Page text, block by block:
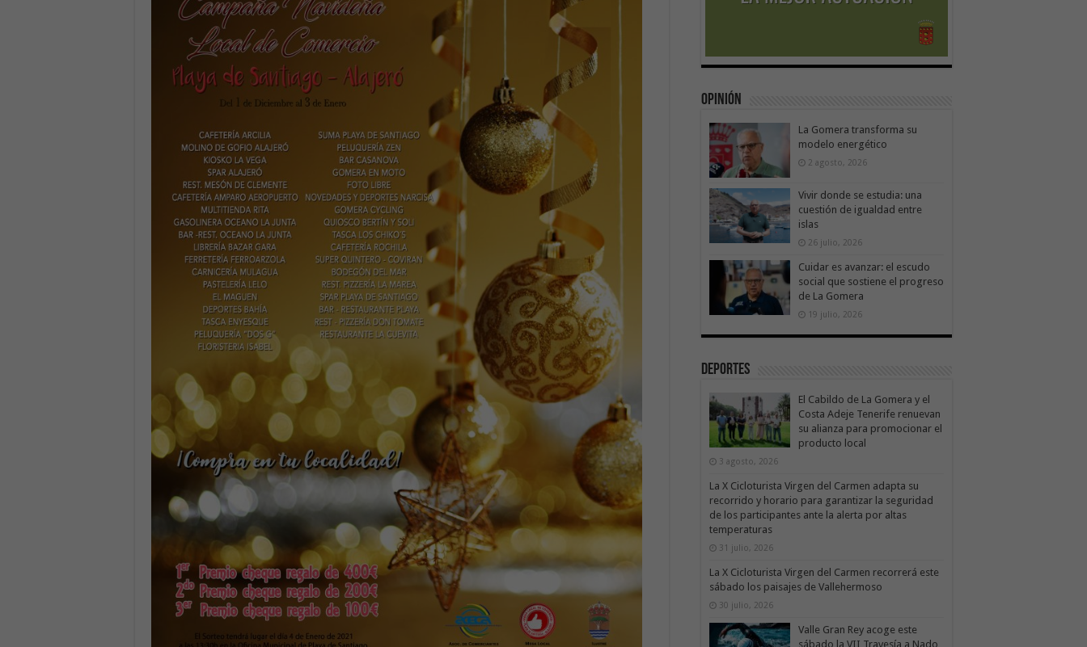
Opinión
La Gomera transforma su
modelo energético
2 agosto, 2026
Vivir donde se estudia: una
cuestión de igualdad entre
islas
26 julio, 2026
Cuidar es avanzar: el escudo
social que sostiene el progreso
de La Gomera
19 julio, 2026
Deportes
El Cabildo de La Gomera y el
Costa Adeje Tenerife renuevan
su alianza para promocionar el
producto local
3 agosto, 2026
La X Cicloturista Virgen del Carmen adapta su
recorrido y horario para garantizar la seguridad
de los participantes ante la alerta por altas
temperaturas
31 julio, 2026
La X Cicloturista Virgen del Carmen recorrerá este
sábado los paisajes de Vallehermoso
30 julio, 2026
Valle Gran Rey acoge este
sábado la VII Travesía a Nado